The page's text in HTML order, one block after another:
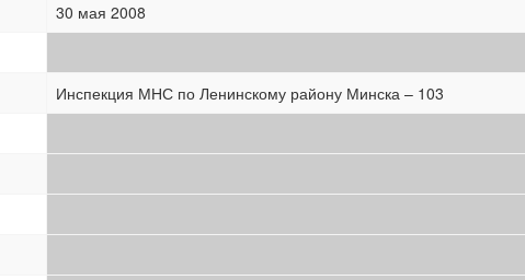
30 мая 2008
Инспекция МНС по Ленинскому району Минска – 103